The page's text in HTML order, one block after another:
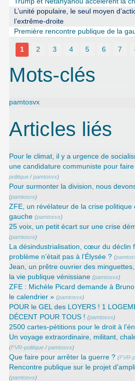
L’unité populaire, le seul moyen
l’extrême-droite
Première rencontre publique de la
1 2 3 4 5 6 7
Mots-clés
pamtosvx
Articles liés
Pour le climat, il y a urgence de
une candidature communiste pour
politique /pamtosvx)
Pour surmonter la division, nous
(pamtosvx)
ZFE, un révélateur de la crise politique
gauche (pamtosvx)
25 voix, un petit écart sur une crise
(pamtosvx)
La désindustrialisation, cœur du déclin
problème n’était pas à l’Élysée ? (
Jean, un prêtre ouvrier des
la vie publique vénissiane (pamtosvx)
ZFE : Michèle Picard demande à
le calendrier » (pamtosvx)
POUR le GEL des LOYERS ! 1
DÉCENT POUR TOUS ! (pamtosvx)
2500 cartes-pétitions pour le droit à
Un voyage extraordinaire, militant,
(FVR-politique /pamtosvx)
Que faire pour arrêter la guerre ? (FVR-
Rencontre publique sur le projet
(pamtosvx)